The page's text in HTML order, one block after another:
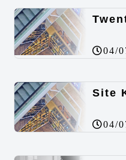
04/
04/